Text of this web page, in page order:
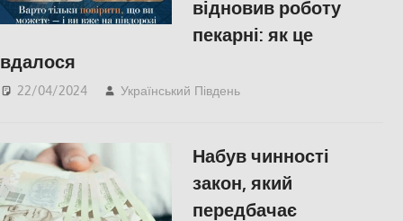
відновив роботу
пекарні: як це
вдалося
22/04/2024 Український Південь
Набув чинності
закон, який
передбачає